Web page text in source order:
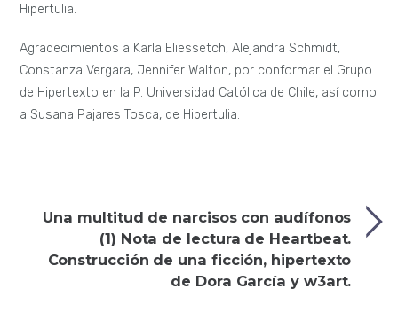
Hipertulia.
Agradecimientos a Karla Eliessetch, Alejandra Schmidt,
Constanza Vergara, Jennifer Walton, por conformar el Grupo
de Hipertexto en la P. Universidad Católica de Chile, así como
a Susana Pajares Tosca, de Hipertulia.
Una multitud de narcisos con audífonos
(1) Nota de lectura de Heartbeat.
Construcción de una ficción, hipertexto
de Dora García y w3art.